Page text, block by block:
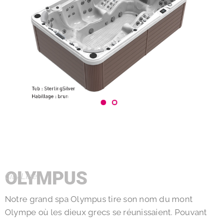
OLYMPUS
City Line
Notre grand spa Olympus tire son nom du mont
Olympe où les dieux grecs se réunissaient. Pouvant